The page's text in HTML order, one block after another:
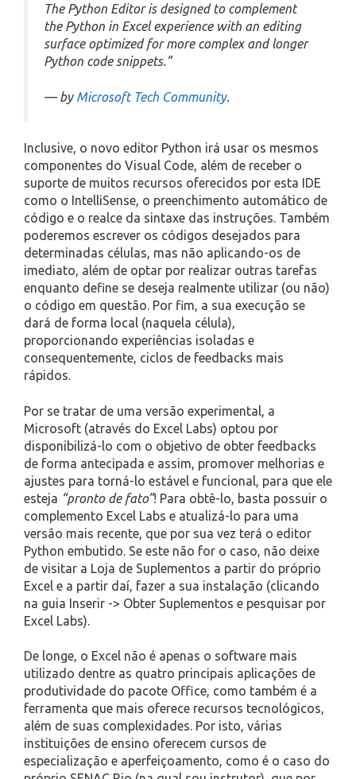
The Python Editor is designed to complement
the Python in Excel experience with an editing
surface optimized for more complex and longer
Python code snippets.”
— by Microsoft Tech Community.
Inclusive, o novo editor Python irá usar os mesmos
componentes do Visual Code, além de receber o
suporte de muitos recursos oferecidos por esta IDE
como o IntelliSense, o preenchimento automático de
código e o realce da sintaxe das instruções. Também
poderemos escrever os códigos desejados para
determinadas células, mas não aplicando-os de
imediato, além de optar por realizar outras tarefas
enquanto define se deseja realmente utilizar (ou não)
o código em questão. Por fim, a sua execução se
dará de forma local (naquela célula),
proporcionando experiências isoladas e
consequentemente, ciclos de feedbacks mais
rápidos.
Por se tratar de uma versão experimental, a
Microsoft (através do Excel Labs) optou por
disponibilizá-lo com o objetivo de obter feedbacks
de forma antecipada e assim, promover melhorias e
ajustes para torná-lo estável e funcional, para que ele
esteja “pronto de fato”! Para obtê-lo, basta possuir o
complemento Excel Labs e atualizá-lo para uma
versão mais recente, que por sua vez terá o editor
Python embutido. Se este não for o caso, não deixe
de visitar a Loja de Suplementos a partir do próprio
Excel e a partir daí, fazer a sua instalação (clicando
na guia Inserir -> Obter Suplementos e pesquisar por
Excel Labs).
De longe, o Excel não é apenas o software mais
utilizado dentre as quatro principais aplicações de
produtividade do pacote Office, como também é a
ferramenta que mais oferece recursos tecnológicos,
além de suas complexidades. Por isto, várias
instituições de ensino oferecem cursos de
especialização e aperfeiçoamento, como é o caso do